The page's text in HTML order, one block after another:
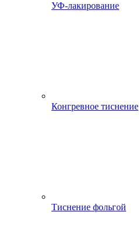
УФ-лакирование
Конгревное тиснение
Тиснение фольгой